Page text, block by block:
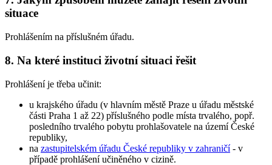
situace
Prohlášením na příslušném úřadu.
8. Na které instituci životní situaci řešit
Prohlášení je třeba učinit:
u krajského úřadu (v hlavním městě Praze u úřadu městské
části Praha 1 až 22) příslušného podle místa trvalého, popř.
posledního trvalého pobytu prohlašovatele na území České
republiky,
na zastupitelském úřadu České republiky v zahraničí- v
případě prohlášení učiněného v cizině.